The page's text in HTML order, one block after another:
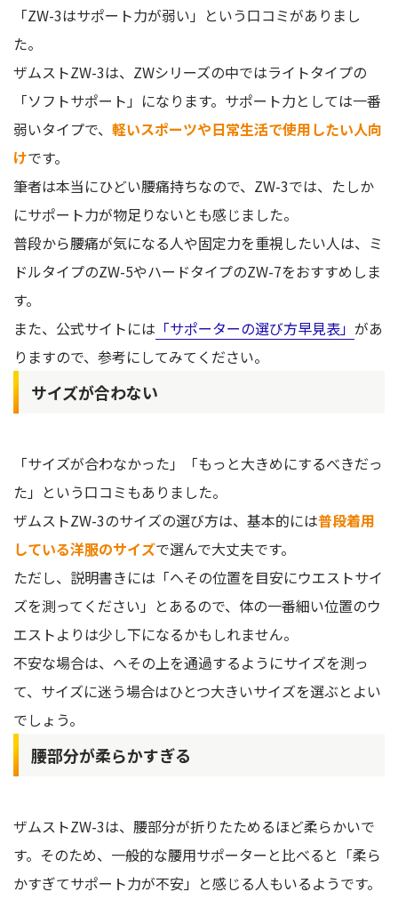
「ZW-3はサポート力が弱い」という口コミがありまし
た。
ザムストZW-3は、ZWシリーズの中ではライトタイプの
「ソフトサポート」になります。サポート力としては一番
弱いタイプで、 軽いスポーツや日常生活で使用したい人向
けです。
筆者は本当にひどい腰痛持ちなので、ZW-3では、たしか
にサポート力が物足りないとも感じました。
普段から腰痛が気になる人や固定力を重視したい人は、ミ
ドルタイプのZW-5やハードタイプのZW-7をおすすめしま
す。
また、公式サイトには 「サポーターの選び方早見表」 があ
りますので、参考にしてみてください。
サイズが合わない
「サイズが合わなかった」「もっと大きめにするべきだっ
た」という口コミもありました。
ザムストZW-3のサイズの選び方は、基本的には普段着用
している洋服のサイズで選んで大丈夫です。
ただし、説明書きには「へその位置を目安にウエストサイ
ズを測ってください」とあるので、体の一番細い位置のウ
エストよりは少し下になるかもしれません。
不安な場合は、へその上を通過するようにサイズを測っ
て、サイズに迷う場合はひとつ大きいサイズを選ぶとよい
でしょう。
腰部分が柔らかすぎる
ザムストZW-3は、腰部分が折りたためるほど柔らかいで
す。そのため、一般的な腰用サポーターと比べると「柔ら
かすぎてサポート力が不安」と感じる人もいるようです。